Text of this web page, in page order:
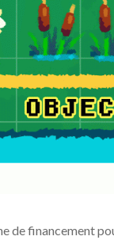
de financement